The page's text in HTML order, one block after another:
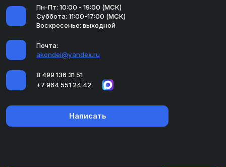
Пн-Пт: 10:00 - 19:00 (МСК)
Суббота: 11:00-17:00 (МСК)
Воскресенье: выходной
Почта:
akondei@yandex.ru
8 499 136 31 51
+7 964 551 24 42
Написать